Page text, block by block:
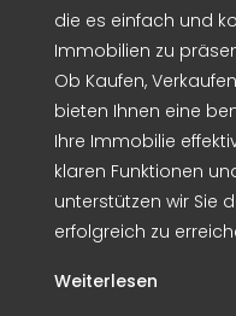
die es einfach und
Immobilien zu
Ob Kaufen,
bieten Ihnen eine
Ihre Immobilie
klaren Funktionen
unterstützen wir Sie
erfolgreich zu
Weiterlesen